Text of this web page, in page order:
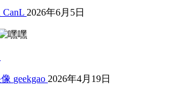
CanL 2026年6月5日
geekgao 2026年4月19日